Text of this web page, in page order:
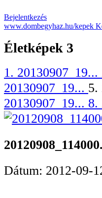
Bejelentkezés
www.dombegyhaz.hu/kepek
Életképek 3
1. 20130907_19...
20130907_19... 5.
20130907_19... 8.
Dátum: 2012-09-